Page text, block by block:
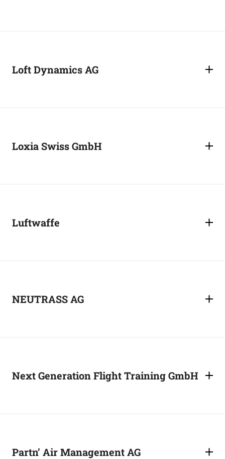
Loft Dynamics AG
Loxia Swiss GmbH
Luftwaffe
NEUTRASS AG
Next Generation Flight Training GmbH
Partn’ Air Management AG